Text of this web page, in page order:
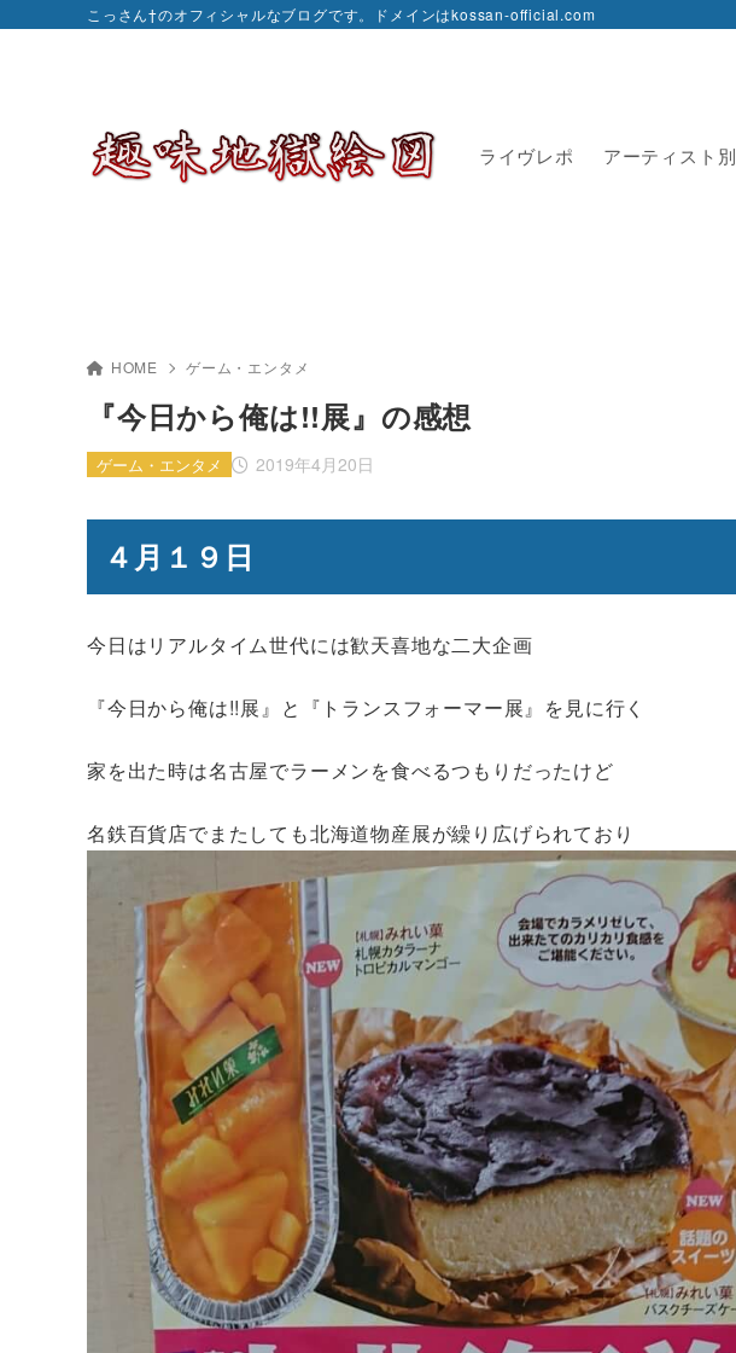
こっさん†のオフィシャルなブログです。ドメインはkossan-official.com
ライヴレポ アーティスト別
HOME ゲーム・エンタメ
『今日から俺は!!展』の感想
2019年4月20日
ゲーム・エンタメ
４月１９日
今日はリアルタイム世代には歓天喜地な二大企画
『今日から俺は!!展』と『トランスフォーマー展』を見に行く
家を出た時は名古屋でラーメンを食べるつもりだったけど
名鉄百貨店でまたしても北海道物産展が繰り広げられており